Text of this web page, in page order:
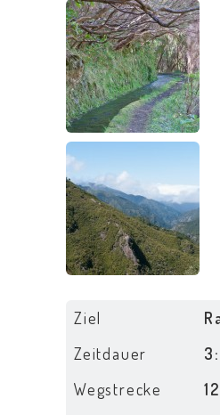
Ziel
Zeitdauer
Wegstrecke